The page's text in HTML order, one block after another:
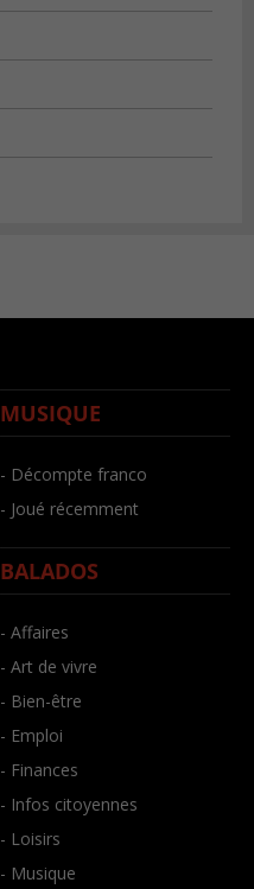
MUSIQUE
- Décompte franco
- Joué récemment
BALADOS
- Affaires
- Art de vivre
- Bien-être
- Emploi
- Finances
- Infos citoyennes
- Loisirs
- Musique